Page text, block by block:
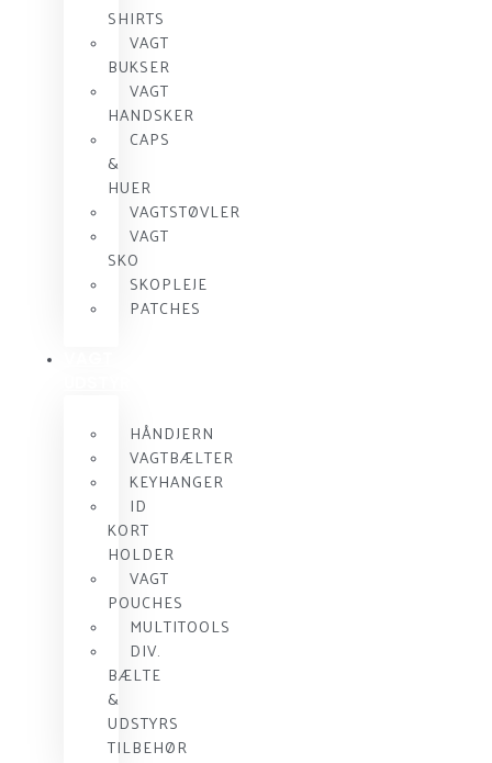
SHIRTS
VAGT
BUKSER
VAGT
HANDSKER
CAPS
&
HUER
VAGTSTØVLER
VAGT
SKO
SKOPLEJE
PATCHES
HÅNDJERN
VAGTBÆLTER
KEYHANGER
ID
KORT
HOLDER
VAGT
POUCHES
MULTITOOLS
DIV.
BÆLTE
&
UDSTYRS
TILBEHØR